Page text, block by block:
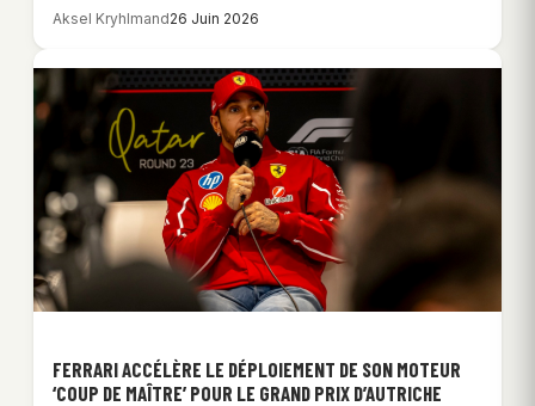
Aksel Kryhlmand26 Juin 2026
FERRARI ACCÉLÈRE LE DÉPLOIEMENT DE SON MOTEUR
‘COUP DE MAÎTRE’ POUR LE GRAND PRIX D’AUTRICHE